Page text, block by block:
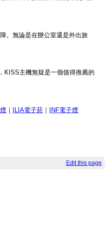
。無論是在辦公室還是外出旅
KISS主機無疑是一個值得推薦的
｜ ILIA電子菸 ｜ INF電子煙
Edit this page